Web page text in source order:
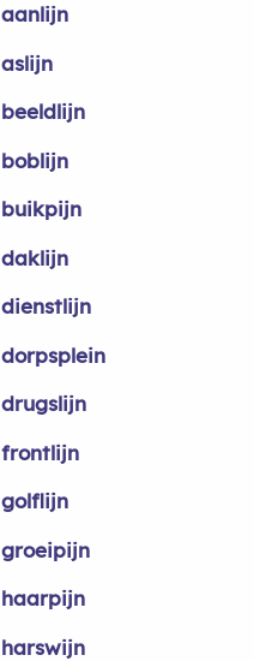
aanlijn
aslijn
beeldlijn
boblijn
buikpijn
daklijn
dienstlijn
dorpsplein
drugslijn
frontlijn
golflijn
groeipijn
haarpijn
harswijn